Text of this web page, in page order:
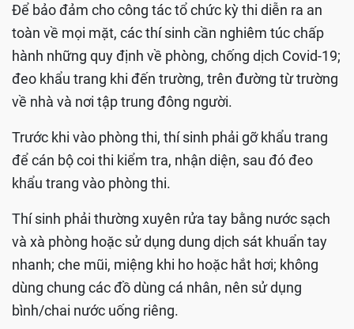
Để bảo đảm cho công tác tổ chức kỳ thi diễn ra an
toàn về mọi mặt, các thí sinh cần nghiêm túc chấp
hành những quy định về phòng, chống dịch Covid-19;
đeo khẩu trang khi đến trường, trên đường từ trường
về nhà và nơi tập trung đông người.
Trước khi vào phòng thi, thí sinh phải gỡ khẩu trang
để cán bộ coi thi kiểm tra, nhận diện, sau đó đeo
khẩu trang vào phòng thi.
Thí sinh phải thường xuyên rửa tay bằng nước sạch
và xà phòng hoặc sử dụng dung dịch sát khuẩn tay
nhanh; che mũi, miệng khi ho hoặc hắt hơi; không
dùng chung các đồ dùng cá nhân, nên sử dụng
bình/chai nước uống riêng.